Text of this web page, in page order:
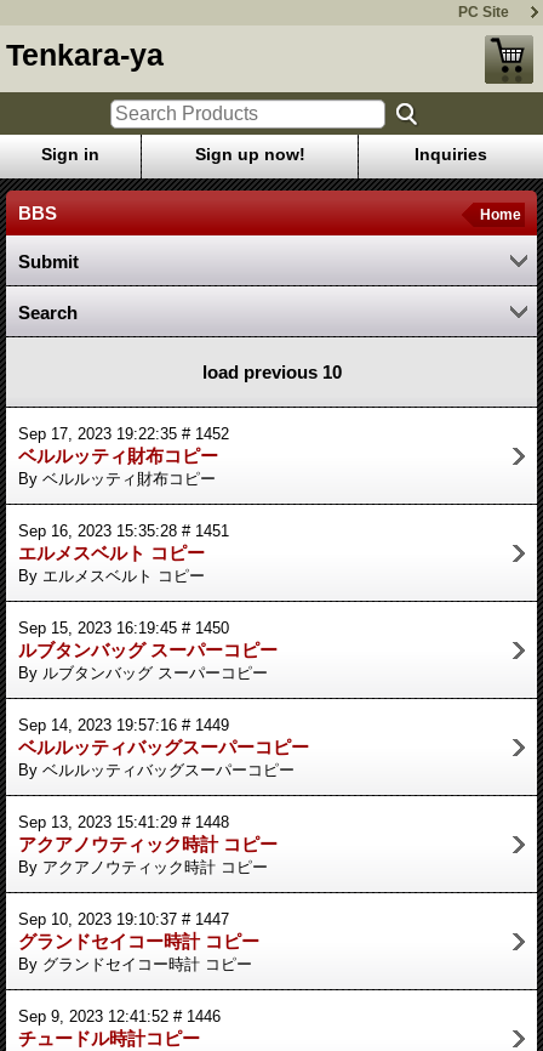
PC Site
Tenkara-ya
Sign in Sign up now! Inquiries
BBS Home
Submit
Search
load previous 10
Sep 17, 2023 19:22:35 # 1452
ベルルッティ財布コピー
By ベルルッティ財布コピー
Sep 16, 2023 15:35:28 # 1451
エルメスベルト コピー
By エルメスベルト コピー
Sep 15, 2023 16:19:45 # 1450
ルブタンバッグ スーパーコピー
By ルブタンバッグ スーパーコピー
Sep 14, 2023 19:57:16 # 1449
ベルルッティバッグスーパーコピー
By ベルルッティバッグスーパーコピー
Sep 13, 2023 15:41:29 # 1448
アクアノウティック時計 コピー
By アクアノウティック時計 コピー
Sep 10, 2023 19:10:37 # 1447
グランドセイコー時計 コピー
By グランドセイコー時計 コピー
Sep 9, 2023 12:41:52 # 1446
チュードル時計コピー